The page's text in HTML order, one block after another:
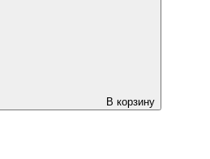
В корзину